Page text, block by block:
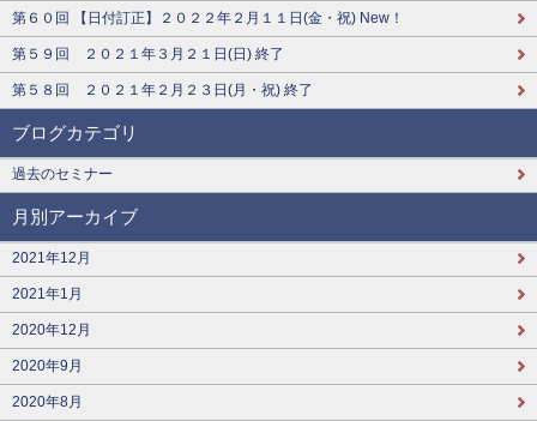
第６０回 【日付訂正】２０２２年２月１１日(金・祝) New！
第５９回 ２０２１年３月２１日(日) 終了
第５８回 ２０２１年２月２３日(月・祝) 終了
ブログカテゴリ
過去のセミナー
月別アーカイブ
2021年12月
2021年1月
2020年12月
2020年9月
2020年8月